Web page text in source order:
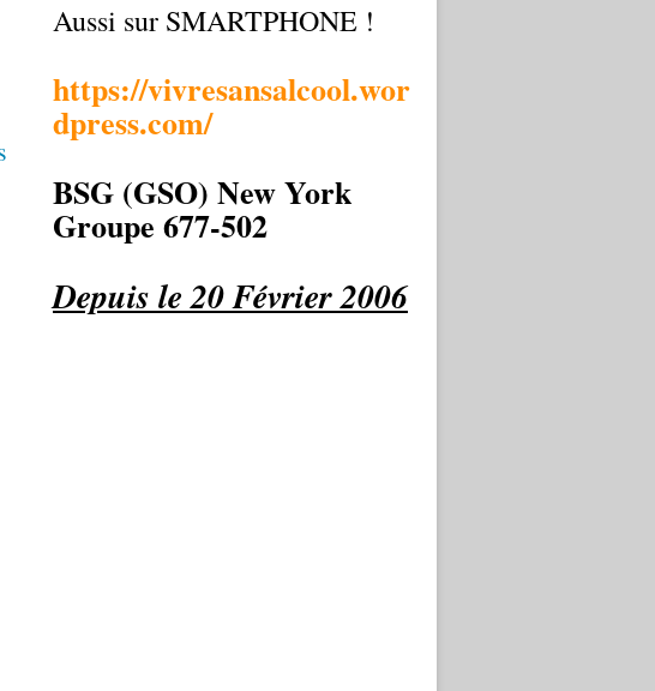
Aussi sur SMARTPHONE !
https://vivresansalcool.wor
dpress.com/
BSG (GSO) New York
Groupe 677-502
Depuis le 20 Février 2006